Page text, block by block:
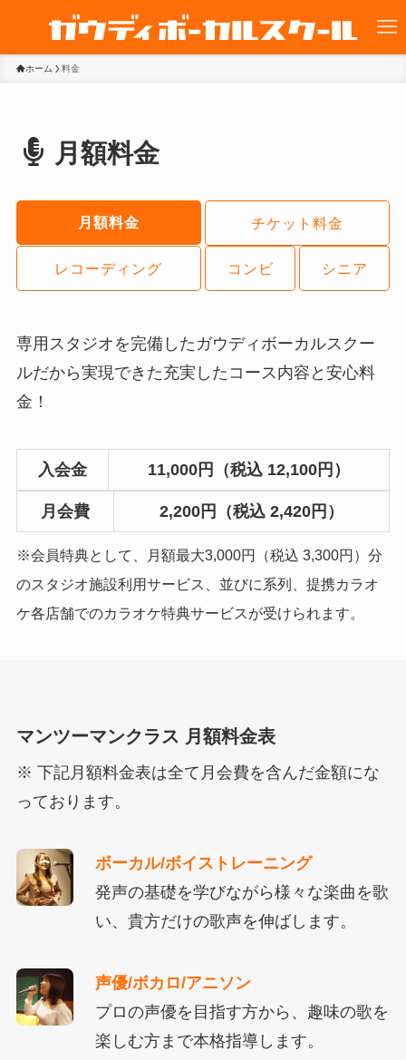
ホーム 料金
月額料金
月額料金 チケット料金
レコーディング コンビ シニア
専用スタジオを完備したガウディボーカルスクー
ルだから実現できた充実したコース内容と安心料
金！
入会金 11,000円（税込 12,100円）
月会費 2,200円（税込 2,420円）
※会員特典として、月額最大3,000円（税込 3,300円）分
のスタジオ施設利用サービス、並びに系列、提携カラオ
ケ各店舗でのカラオケ特典サービスが受けられます。
マンツーマンクラス 月額料金表
※ 下記月額料金表は全て月会費を含んだ金額にな
っております。
ボーカル/ボイストレーニング
発声の基礎を学びながら様々な楽曲を歌
い、貴方だけの歌声を伸ばします。
声優/ボカロ/アニソン
プロの声優を目指す方から、趣味の歌を
楽しむ方まで本格指導します。